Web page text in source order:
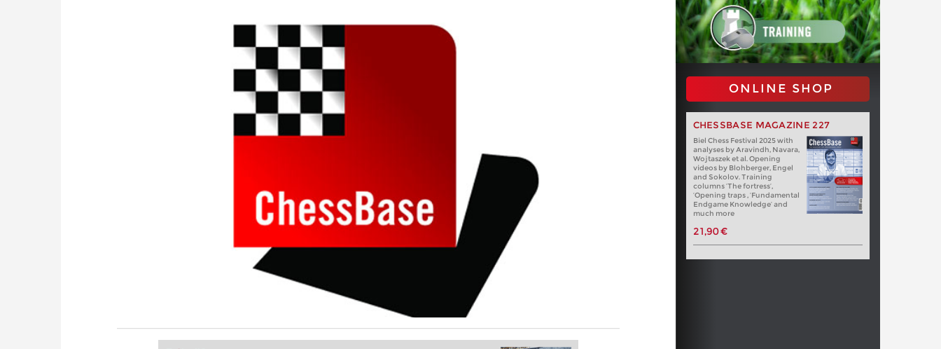
ONLINE SHOP
CHESSBASE MAGAZINE 227
Biel Chess Festival 2025 with
analyses by Aravindh, Navara,
Wojtaszek et al. Opening
videos by Blohberger, Engel
and Sokolov. Training
columns ‘The fortress’,
‘Opening traps , ‘Fundamental
Endgame Knowledge’ and
much more
21,90 €